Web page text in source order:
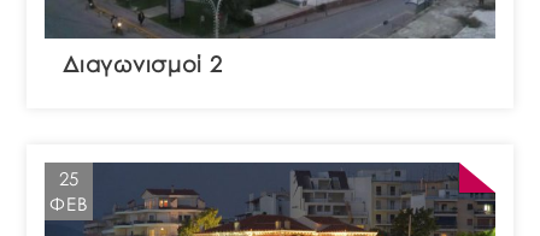
Διαγωνισμοί 2
25
ΦΕΒ